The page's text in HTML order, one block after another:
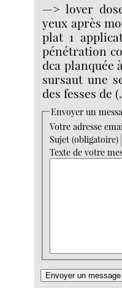
—> lover
yeux après
plat 1
pénétration
dca planquée
sursaut une
des fesses de
Envoyer un
Votre adresse
Sujet (obligatoire)
Texte de votre